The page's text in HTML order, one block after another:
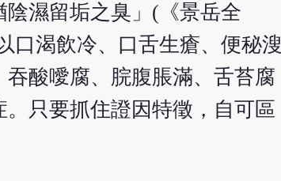
濕留垢之臭」(《景岳全
口渴飲冷、口舌生瘡、便秘溲
酸噯腐、脘腹脹滿、舌苔腐
只要抓住證因特徵，自可區